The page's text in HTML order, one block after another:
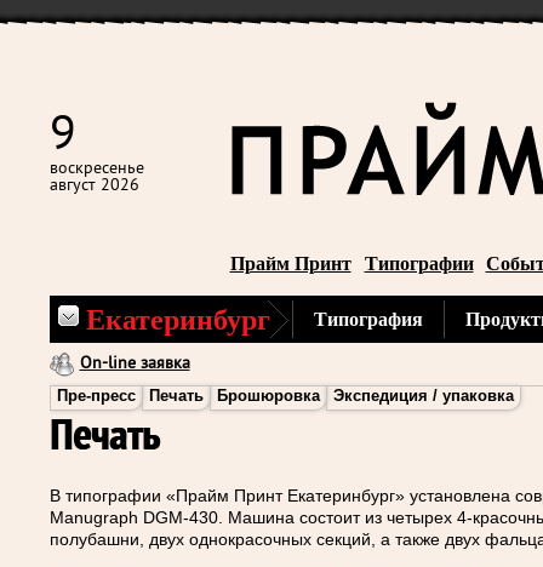
9
воскресенье
август 2026
Прайм Принт Типографии
Екатеринбург Типография
On-line заявка
Печать
Пре-пресс Печать Брошюровка Экспедиция / упаковка
В типографии «Прайм Принт Екатеринбург» установлена
Manugraph DGM-430. Машина состоит из четырех 4-
полубашни, двух однокрасочных секций, а также двух